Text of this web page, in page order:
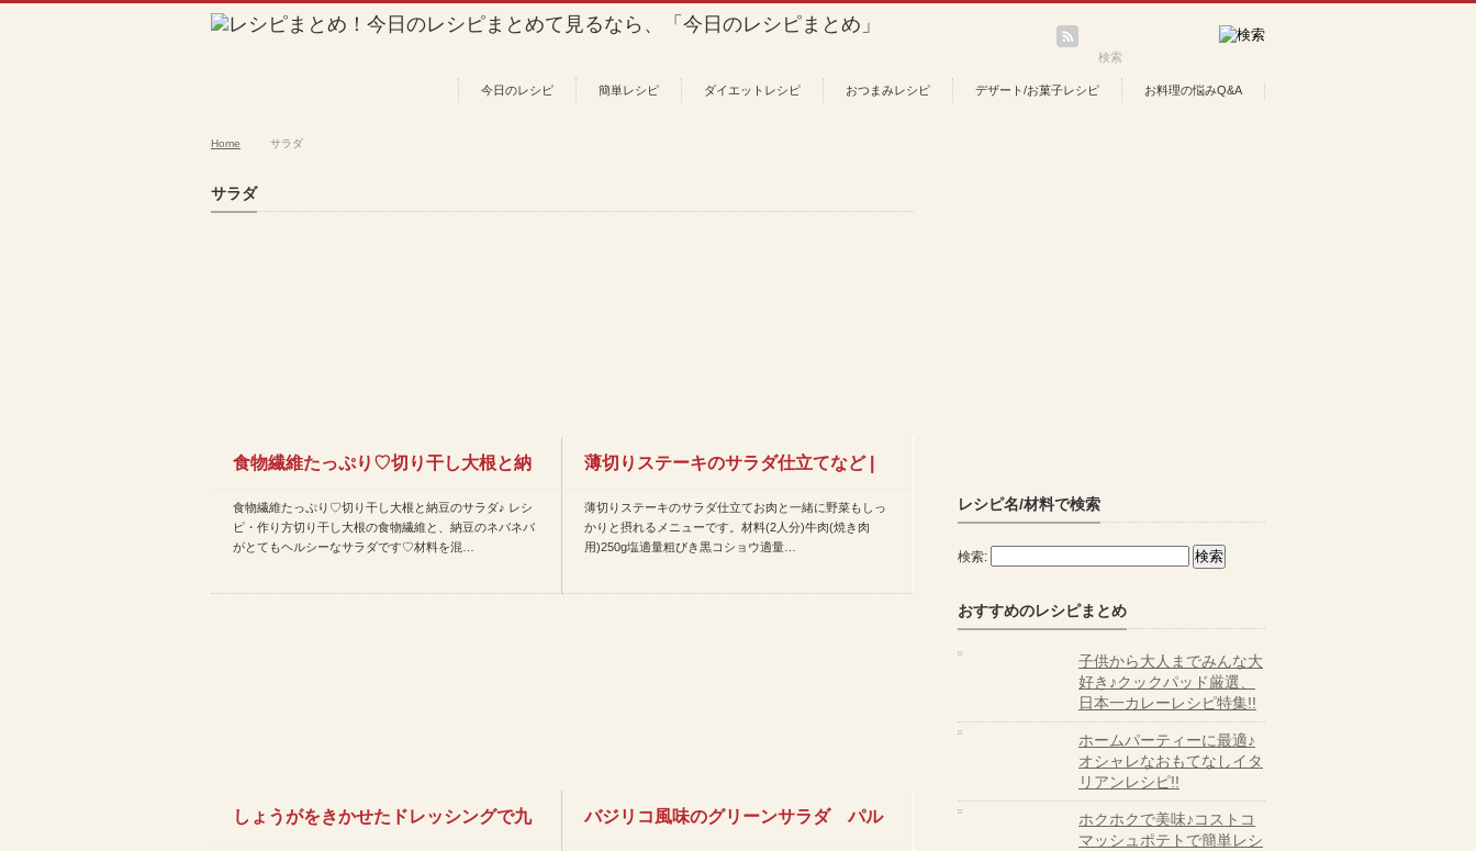
今日のレシピ 簡単レシピ ダイエットレシピ おつまみレシピ デザート/お菓子レシピ お料理の悩みQ&A
Home サラダ
サラダ
食物繊維たっぷり♡切り干し大根と納
豆のサラダ♪ レシピ・作り…
食物繊維たっぷり♡切り干し大根と納豆のサラダ♪ レシ
ピ・作り方切り干し大根の食物繊維と、納豆のネバネバ
がとてもヘルシーなサラダです♡材料を混…
薄切りステーキのサラダ仕立てなど |
今日のレシピ(2020…
薄切りステーキのサラダ仕立てお肉と一緒に野菜もしっ
かりと摂れるメニューです。材料(2人分)牛肉(焼き肉
用)250g塩適量粗びき黒コショウ適量…
しょうがをきかせたドレッシングで九 バジリコ風味のグリーンサラダ パル
レシピ名/材料で検索
検索:
おすすめのレシピまとめ
子供から大人までみんな大
好き♪クックパッド厳選、
日本一カレーレシピ特集!!
ホームパーティーに最適♪
オシャレなおもてなしイタ
リアンレシピ!!
ホクホクで美味♪コストコ
マッシュポテトで簡単レシ